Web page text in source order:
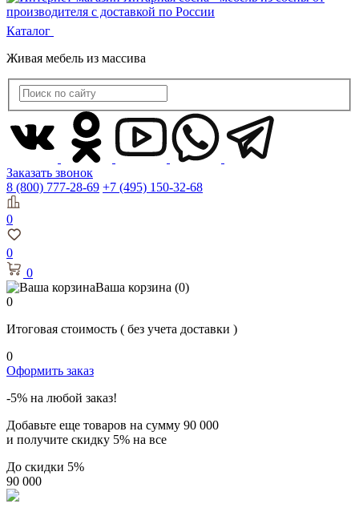
Каталог
Живая мебель из массива
Заказать звонок
8 (800) 777-28-69 +7 (495) 150-32-68
0
0
0
Ваша корзина (0)
0
Итоговая стоимость ( без учета доставки )
0
Оформить заказ
-5% на любой заказ!
Добавьте еще товаров на сумму 90 000
и получите скидку 5% на все
До скидки 5%
90 000